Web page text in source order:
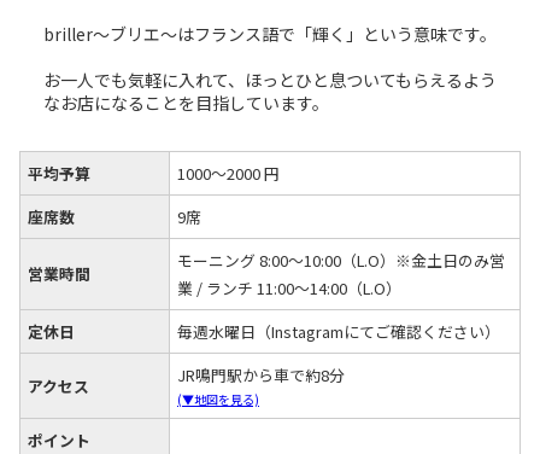
briller～ブリエ～はフランス語で「輝く」という意味です。
お一人でも気軽に入れて、ほっとひと息ついてもらえるよう
なお店になることを目指しています。
平均予算
1000～2000 円
座席数
9席
営業時間
モーニング 8:00～10:00（L.O）※金土日のみ営
業 / ランチ 11:00～14:00（L.O）
定休日
毎週水曜日（Instagramにてご確認ください）
アクセス JR鳴門駅から車で約8分
(▼地図を見る)
ポイント